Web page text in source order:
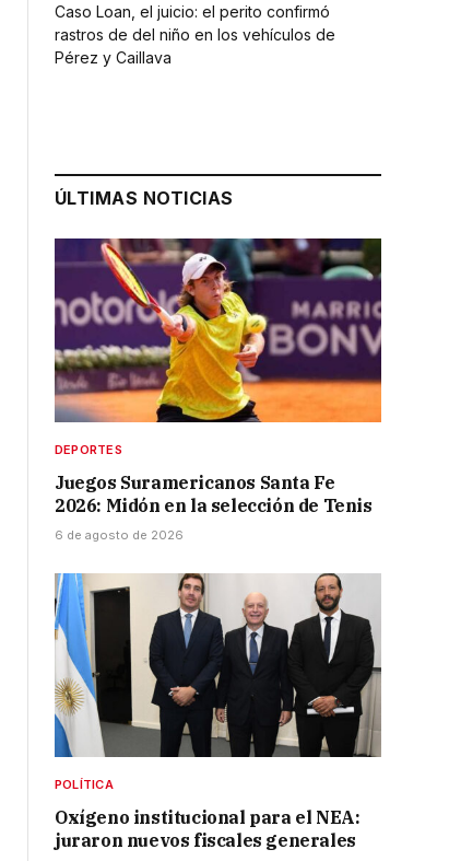
Caso Loan, el juicio: el perito confirmó
rastros de del niño en los vehículos de
Pérez y Caillava
ÚLTIMAS NOTICIAS
DEPORTES
Juegos Suramericanos Santa Fe
2026: Midón en la selección de Tenis
6 de agosto de 2026
POLÍTICA
Oxígeno institucional para el NEA:
juraron nuevos fiscales generales